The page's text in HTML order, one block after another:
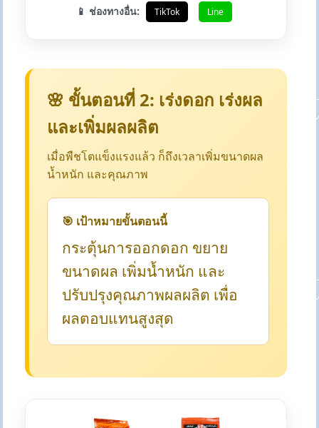
📱 ช่องทางอื่น: TikTok Line
🌸 ขั้นตอนที่ 2: เร่งดอก เร่งผล
และเพิ่มผลผลิต
เมื่อพืชโตแข็งแรงแล้ว ก็ถึงเวลาเพิ่มขนาดผล
น้ำหนัก และคุณภาพ
🎯 เป้าหมายขั้นตอนนี้
กระตุ้นการออกดอก ขยาย
ขนาดผล เพิ่มน้ำหนัก และ
ปรับปรุงคุณภาพผลผลิต เพื่อ
ผลตอบแทนสูงสุด